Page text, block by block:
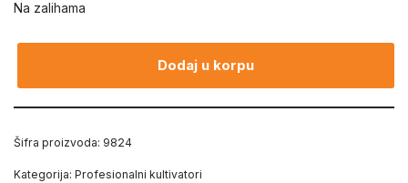
Na zalihama
Dodaj u korpu
Šifra proizvoda: 9824
Kategorija: Profesionalni kultivatori